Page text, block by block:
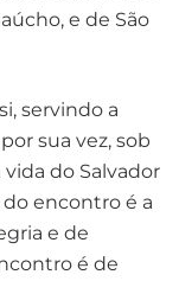
e de São
servindo a
sua vez, sob
do Salvador
encontro é a
e de
é de